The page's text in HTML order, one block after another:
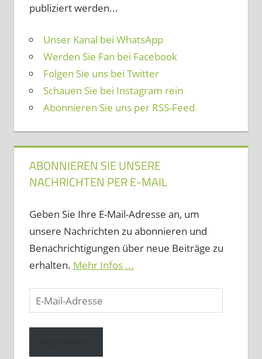
publiziert werden...
Unser Kanal bei WhatsApp
Werden Sie Fan bei Facebook
Folgen Sie uns bei Twitter
Schauen Sie bei Instagram rein
Abonnieren Sie uns per RSS-Feed
ABONNIEREN SIE UNSERE
NACHRICHTEN PER E-MAIL
Geben Sie Ihre E-Mail-Adresse an, um
unsere Nachrichten zu abonnieren und
Benachrichtigungen über neue Beiträge zu
erhalten. Mehr Infos ...
E-
Mail-
Adresse